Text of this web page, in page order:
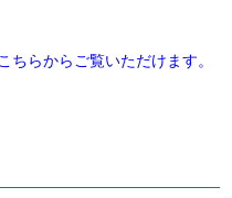
ちらからご覧いただけます。